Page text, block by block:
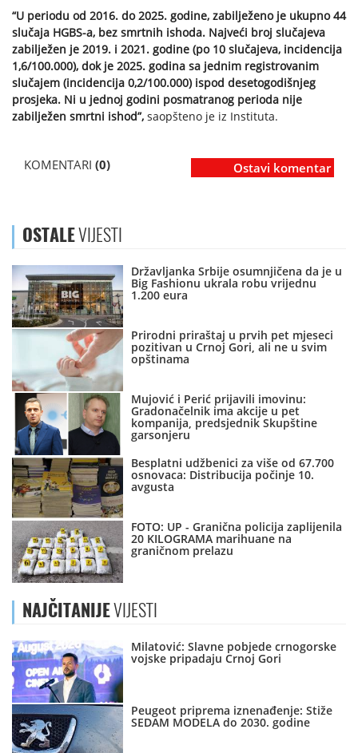
“U periodu od 2016. do 2025. godine, zabilježeno je ukupno 44
slučaja HGBS-a, bez smrtnih ishoda. Najveći broj slučajeva
zabilježen je 2019. i 2021. godine (po 10 slučajeva, incidencija
1,6/100.000), dok je 2025. godina sa jednim registrovanim
slučajem (incidencija 0,2/100.000) ispod desetogodišnjeg
prosjeka. Ni u jednoj godini posmatranog perioda nije
zabilježen smrtni ishod”, saopšteno je iz Instituta.
KOMENTARI (0) Ostavi komentar
OSTALEVIJESTI
Državljanka Srbije osumnjičena da je u
Big Fashionu ukrala robu vrijednu
1.200 eura
Prirodni priraštaj u prvih pet mjeseci
pozitivan u Crnoj Gori, ali ne u svim
opštinama
Mujović i Perić prijavili imovinu:
Gradonačelnik ima akcije u pet
kompanija, predsjednik Skupštine
garsonjeru
Besplatni udžbenici za više od 67.700
osnovaca: Distribucija počinje 10.
avgusta
FOTO: UP - Granična policija zaplijenila
20 KILOGRAMA marihuane na
graničnom prelazu
NAJČITANIJEVIJESTI
Milatović: Slavne pobjede crnogorske
vojske pripadaju Crnoj Gori
Peugeot priprema iznenađenje: Stiže
SEDAM MODELA do 2030. godine